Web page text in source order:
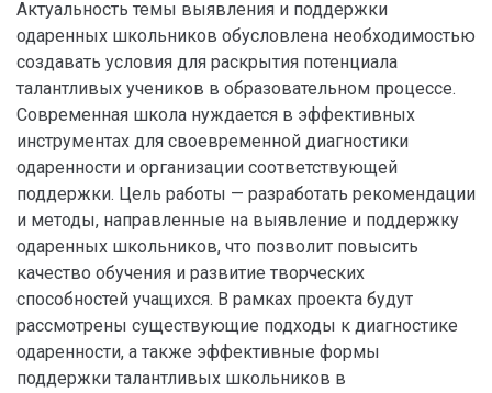
Актуальность темы выявления и поддержки
одаренных школьников обусловлена необходимостью
создавать условия для раскрытия потенциала
талантливых учеников в образовательном процессе.
Современная школа нуждается в эффективных
инструментах для своевременной диагностики
одаренности и организации соответствующей
поддержки. Цель работы — разработать рекомендации
и методы, направленные на выявление и поддержку
одаренных школьников, что позволит повысить
качество обучения и развитие творческих
способностей учащихся. В рамках проекта будут
рассмотрены существующие подходы к диагностике
одаренности, а также эффективные формы
поддержки талантливых школьников в